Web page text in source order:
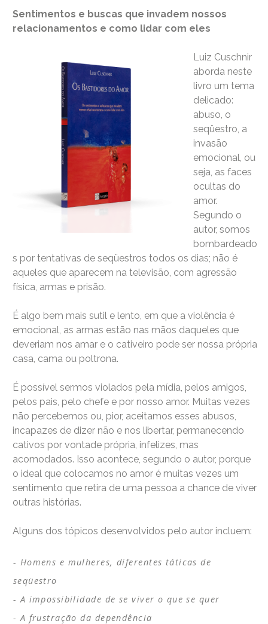
Sentimentos e buscas que invadem nossos
relacionamentos e como lidar com eles
Luiz Cuschnir
aborda neste
livro um tema
delicado:
abuso, o
seqüestro, a
invasão
emocional, ou
seja, as faces
ocultas do
amor.
Segundo o
autor, somos
bombardeado
s por tentativas de seqüestros todos os dias; não é
aqueles que aparecem na televisão, com agressão
física, armas e prisão.
É algo bem mais sutil e lento, em que a violência é
emocional, as armas estão nas mãos daqueles que
deveriam nos amar e o cativeiro pode ser nossa própria
casa, cama ou poltrona.
É possível sermos violados pela mídia, pelos amigos,
pelos pais, pelo chefe e por nosso amor. Muitas vezes
não percebemos ou, pior, aceitamos esses abusos,
incapazes de dizer não e nos libertar, permanecendo
cativos por vontade própria, infelizes, mas
acomodados. Isso acontece, segundo o autor, porque
o ideal que colocamos no amor é muitas vezes um
sentimento que retira de uma pessoa a chance de viver
outras histórias.
Alguns dos tópicos desenvolvidos pelo autor incluem:
Homens e mulheres, diferentes táticas de
seqüestro
A impossibilidade de se viver o que se quer
A frustração da dependência